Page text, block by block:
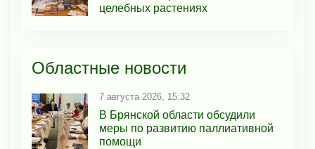
целебных растениях
Областные новости
7 августа 2026, 15:32
В Брянской области обсудили
меры по развитию паллиативной
помощи